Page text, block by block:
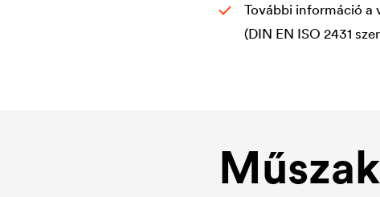
További információ a
(DIN EN ISO 2431